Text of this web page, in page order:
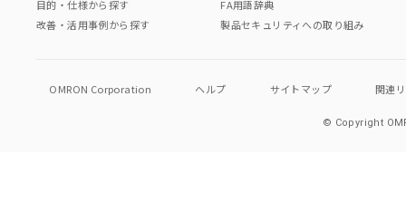
目的・仕様から探す
改善・活用事例から探す
FA用語辞典
製品セキュリティへの取り組み
OMRON Corporation ヘルプ サイトマップ 関連
© Copyright